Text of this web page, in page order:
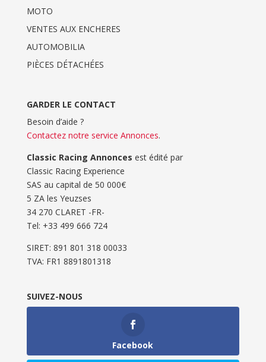
MOTO
VENTES AUX ENCHERES
AUTOMOBILIA
PIÈCES DÉTACHÉES
GARDER LE CONTACT
Besoin d’aide ?
Contactez notre service Annonces.
Classic Racing Annonces est édité par
Classic Racing Experience
SAS au capital de 50 000€
5 ZA les Yeuzses
34 270 CLARET -FR-
Tel: ‭+33 499 666 724‬
SIRET: 891 801 318 00033
TVA: FR1 8891801318
SUIVEZ-NOUS
Facebook